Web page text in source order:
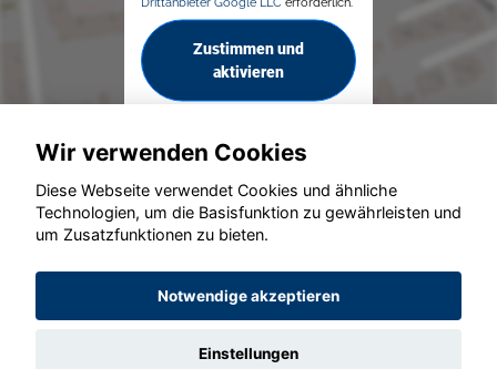
Zustimmen und
aktivieren
© konjunkturmotor.de GmbH 2020 - 2026
Wir verwenden Cookies
Diese Webseite verwendet Cookies und ähnliche
Technologien, um die Basisfunktion zu gewährleisten und
um Zusatzfunktionen zu bieten.
Notwendige akzeptieren
Einstellungen